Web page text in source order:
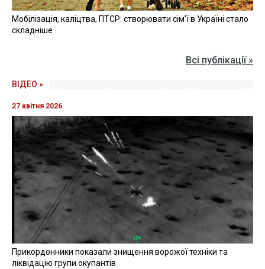
Мобілізація, каліцтва, ПТСР: створювати сім'ї в Україні стало
складніше
Всі публікації »
ВІДЕО »
27 квітня 2026
Прикордонники показали знищення ворожої техніки та
ліквідацію групи окупантів